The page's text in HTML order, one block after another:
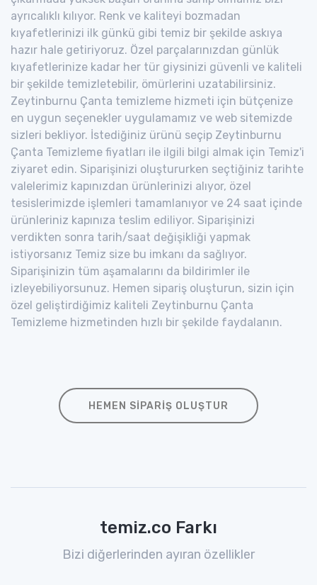
ayrıcalıklı kılıyor. Renk ve kaliteyi bozmadan
kıyafetlerinizi ilk günkü gibi temiz bir şekilde askıya
hazır hale getiriyoruz. Özel parçalarınızdan günlük
kıyafetlerinize kadar her tür giysinizi güvenli ve kaliteli
bir şekilde temizletebilir, ömürlerini uzatabilirsiniz.
Zeytinburnu Çanta temizleme hizmeti için bütçenize
en uygun seçenekler uygulamamız ve web sitemizde
sizleri bekliyor. İstediğiniz ürünü seçip Zeytinburnu
Çanta Temizleme fiyatları ile ilgili bilgi almak için Temiz'i
ziyaret edin. Siparişinizi oluştururken seçtiğiniz tarihte
valelerimiz kapınızdan ürünlerinizi alıyor, özel
tesislerimizde işlemleri tamamlanıyor ve 24 saat içinde
ürünleriniz kapınıza teslim ediliyor. Siparişinizi
verdikten sonra tarih/saat değişikliği yapmak
istiyorsanız Temiz size bu imkanı da sağlıyor.
Siparişinizin tüm aşamalarını da bildirimler ile
izleyebiliyorsunuz. Hemen sipariş oluşturun, sizin için
özel geliştirdiğimiz kaliteli Zeytinburnu Çanta
Temizleme hizmetinden hızlı bir şekilde faydalanın.
HEMEN SIPARIŞ OLUŞTUR
temiz.co Farkı
Bizi diğerlerinden ayıran özellikler